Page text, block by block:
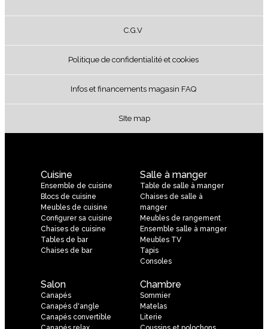
C.G.V
Politique de confidentialité et cookies
Infos et financements magasin FAQ
SIte map
Cuisine
Ensemble de cuisine
Blocs de cuisine
Meubles de cuisine
Configurer sa cuisine
Chaises de cuisine
Tables de bar
Chaises de bar
Salle à manger
Table de salle à manger
Chaises de salle à
manger
Meubles de rangement
Ensemble salle à manger
Meubles TV
Tapis
Consoles
Salon
Canapés
Canapés d'angle
Canapés convertible
Chambre
Sommier
Matelas
Literie